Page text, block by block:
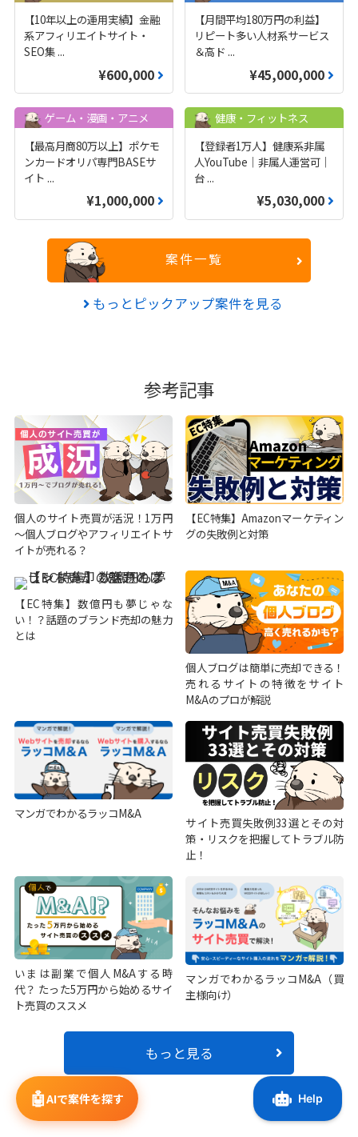
【10年以上の運用実績】金融
系アフィリエイトサイト・
SEO集 ...
¥600,000
【月間平均180万円の利益】
リピート多い人材系サービス
＆高ド ...
¥45,000,000
ゲーム・漫画・アニメ
【最高月商80万以上】ポケモ
ンカードオリパ専門BASEサ
イト ...
¥1,000,000
健康・フィットネス
【登録者1万人】健康系非属
人YouTube｜非属人運営可｜
台 ...
¥5,030,000
案件一覧
もっとピックアップ案件を見る
参考記事
個人のサイト売買が活況！1万円
～個人ブログやアフィリエイトサ
イトが売れる？
【EC特集】Amazonマーケティン
グの失敗例と対策
【EC特集】数億円も夢じゃな
い！？話題のブランド売却の魅力
とは
個人ブログは簡単に売却できる！
売れるサイトの特徴をサイト
M&Aのプロが解説
マンガでわかるラッコM&A
サイト売買失敗例33選とその対
策・リスクを把握してトラブル防
止！
いまは副業で個人M&Aする時
代？ たった5万円から始めるサイ
ト売買のススメ
マンガでわかるラッコM&A（買
主様向け）
もっと見る
🤖AIで案件を探す